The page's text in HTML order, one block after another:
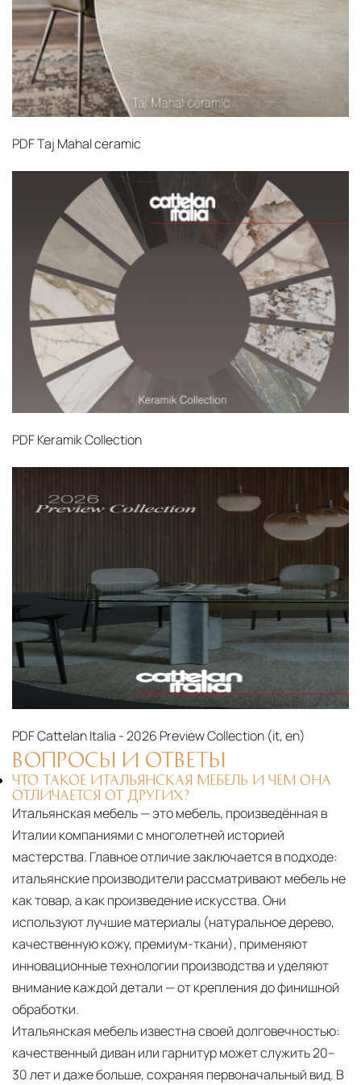
PDFTaj Mahal ceramic
PDFKeramik Collection
PDFCattelan Italia - 2026 Preview Collection (it, en)‎
ВОПРОСЫ И ОТВЕТЫ
ЧТО ТАКОЕ ИТАЛЬЯНСКАЯ МЕБЕЛЬ И ЧЕМ ОНА
ОТЛИЧАЕТСЯ ОТ ДРУГИХ?
Итальянская мебель — это мебель, произведённая в
Италии компаниями с многолетней историей
мастерства. Главное отличие заключается в подходе:
итальянские производители рассматривают мебель не
как товар, а как произведение искусства. Они
используют лучшие материалы (натуральное дерево,
качественную кожу, премиум-ткани), применяют
инновационные технологии производства и уделяют
внимание каждой детали — от крепления до финишной
обработки.
Итальянская мебель известна своей долговечностью:
качественный диван или гарнитур может служить 20–
30 лет и даже больше, сохраняя первоначальный вид. В